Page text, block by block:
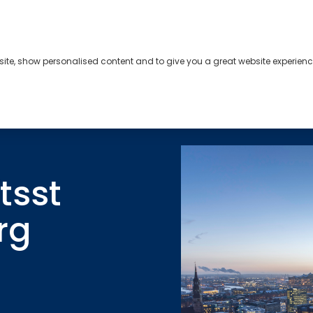
show personalised content and to give you a great website